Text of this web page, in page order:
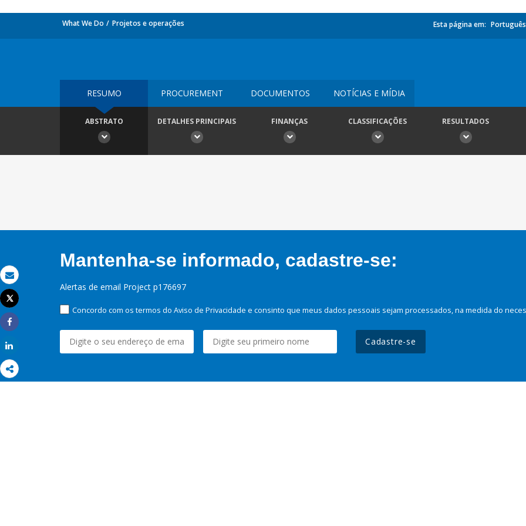
Email
Imprimir
Tweet
Share
What We Do Projetos e operações Esta página em: Português
RESUMO PROCUREMENT DOCUMENTOS NOTÍCIAS E MÍDIA
ABSTRATO DETALHES PRINCIPAIS FINANÇAS CLASSIFICAÇÕES RESULTADOS
Mantenha-se informado, cadastre-se:
Alertas de email Project p176697
Concordo com os termos do Aviso de Privacidade e consinto que meus dados pessoais sejam processados, na medida do
Cadastre-se